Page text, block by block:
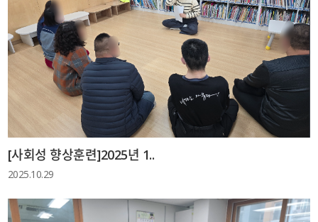
[사회성 향상훈련]2025년 1..
2025.10.29